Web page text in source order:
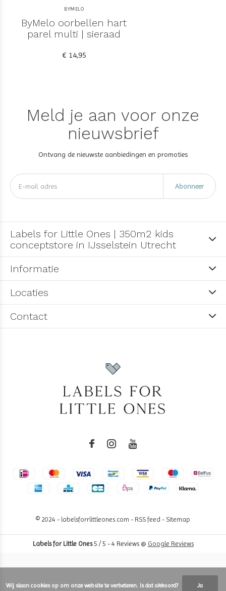
BYMELO
ByMelo oorbellen hart
parel multi | sieraad
€ 14,95
Meld je aan voor onze
nieuwsbrief
Ontvang de nieuwste aanbiedingen en promoties
Abonneer
Labels for Little Ones | 350m2 kids
conceptstore in IJsselstein Utrecht
Informatie
Locaties
Contact
© 2024 - labelsforrlittleones.com - RSS feed - Sitemap
Labels for Little Ones5 / 5 - 4 Reviews @ Google Reviews
Wij slaan cookies op om onze website te verbeteren. Is dat akkoord? Ja